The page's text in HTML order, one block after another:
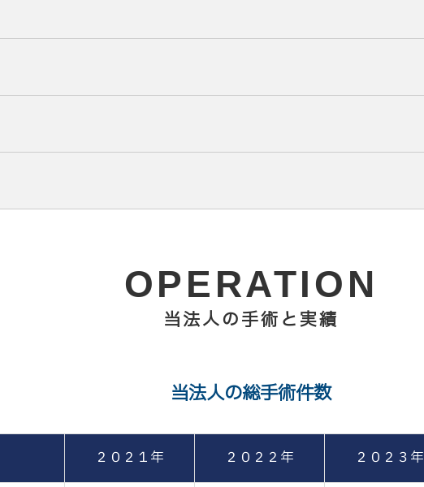
OPERATION
当法人の手術と実績
当法人の総手術件数
２０２１年 ２０２２年 ２０２３年